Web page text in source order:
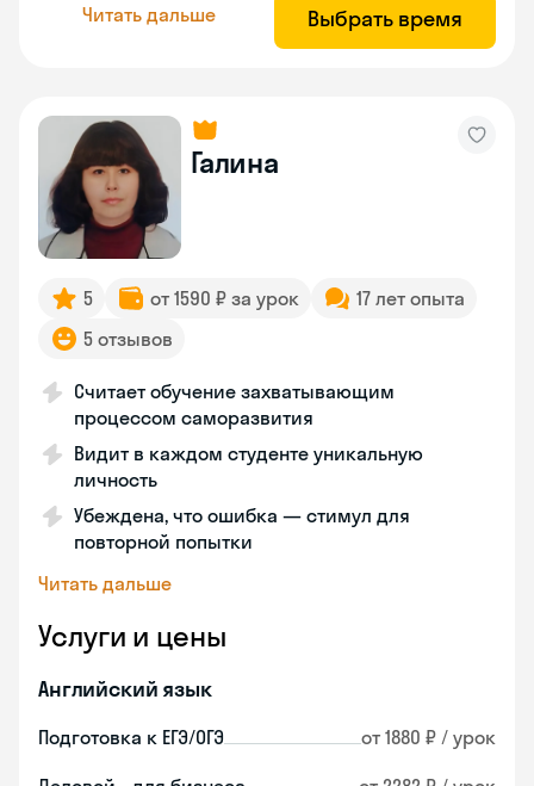
Читать дальше Выбрать время
Галина
5 от 1590 ₽ за урок
17 лет опыта
5 отзывов
Считает обучение захватывающим
процессом саморазвития
Видит в каждом студенте уникальную
личность
Убеждена, что ошибка — стимул для
повторной попытки
Читать дальше
Услуги и цены
Английский язык
Подготовка к ЕГЭ/ОГЭ от 1880 ₽ / урок